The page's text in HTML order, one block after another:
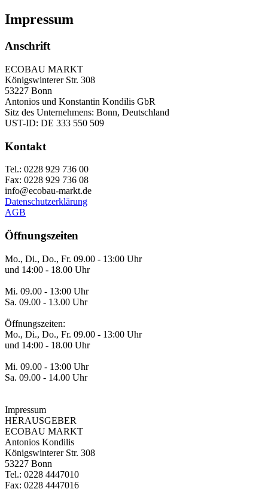
Impressum
Anschrift
ECOBAU MARKT
Königswinterer Str. 308
53227 Bonn
Antonios und Konstantin Kondilis GbR
Sitz des Unternehmens: Bonn, Deutschland
UST-ID: DE 333 550 509
Kontakt
Tel.: 0228 929 736 00
Fax: 0228 929 736 08
info@ecobau-markt.de
Datenschutzerklärung
AGB
Öffnungszeiten
Mo., Di., Do., Fr. 09.00 - 13:00 Uhr
und 14:00 - 18.00 Uhr
Mi. 09.00 - 13:00 Uhr
Sa. 09.00 - 13.00 Uhr
Öffnungszeiten:
Mo., Di., Do., Fr. 09.00 - 13:00 Uhr
und 14:00 - 18.00 Uhr
Mi. 09.00 - 13:00 Uhr
Sa. 09.00 - 14.00 Uhr
Impressum
HERAUSGEBER
ECOBAU MARKT
Antonios Kondilis
Königswinterer Str. 308
53227 Bonn
Tel.: 0228 4447010
Fax: 0228 4447016